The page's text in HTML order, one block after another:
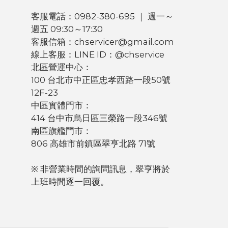
客服電話：0982-380-695 ｜ 週一～
週五 09:30～17:30
客服信箱：chservicer@gmail.com
線上客服：LINE ID：@chservice
北區營運中心：
100 台北市中正區忠孝西路一段50號
12F-23
中區實體門市：
414 台中市烏日區三榮路一段346號
南區旗艦門市：
806 高雄市前鎮區翠亨北路 71號
※ 非營業時間的詢問訊息，翠亨將於
上班時間逐一回覆。